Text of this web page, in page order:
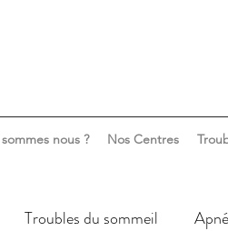
nous ? Nos Centres
Troubles du sommeil